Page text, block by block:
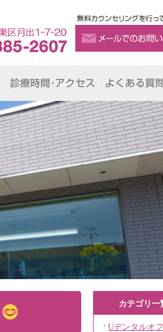
診療時間･アクセス よくある質問
カテゴリ一
Uデンタルオ